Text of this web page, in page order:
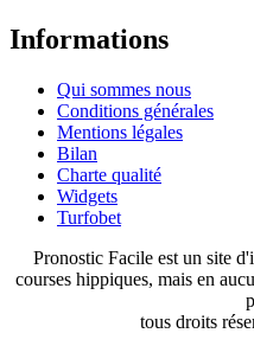
Informations
Qui sommes nous
Conditions générales
Mentions légales
Bilan
Charte qualité
Widgets
Turfobet
Pronostic Facile est un site
courses hippiques, mais en
tous droits